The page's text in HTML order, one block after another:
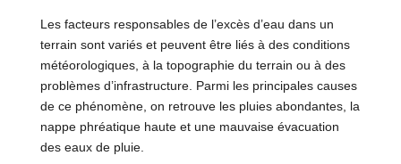
Les facteurs responsables de l’excès d’eau dans un
terrain sont variés et peuvent être liés à des conditions
météorologiques, à la topographie du terrain ou à des
problèmes d’infrastructure. Parmi les principales causes
de ce phénomène, on retrouve les pluies abondantes, la
nappe phréatique haute et une mauvaise évacuation
des eaux de pluie.